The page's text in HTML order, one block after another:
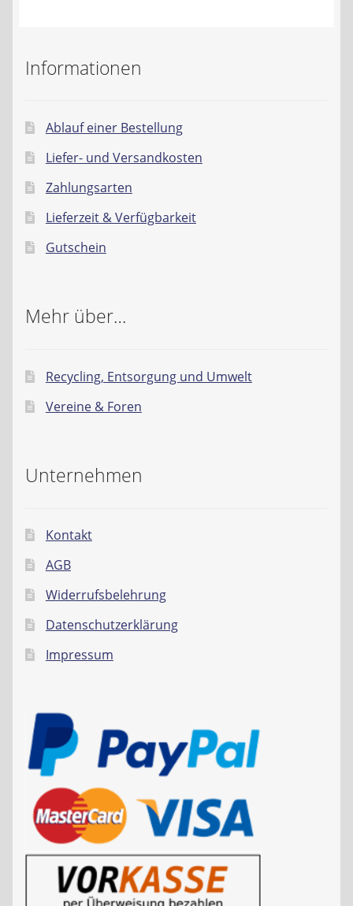
Informationen
Ablauf einer Bestellung
Liefer- und Versandkosten
Zahlungsarten
Lieferzeit & Verfügbarkeit
Gutschein
Mehr über…
Recycling, Entsorgung und Umwelt
Vereine & Foren
Unternehmen
Kontakt
AGB
Widerrufsbelehrung
Datenschutzerklärung
Impressum